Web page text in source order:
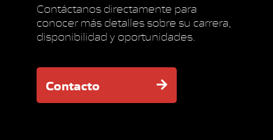
Contáctanos directamente para
conocer más detalles sobre su carrera,
disponibilidad y oportunidades.
Contacto